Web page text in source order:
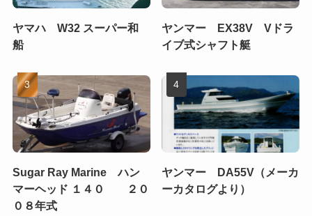
ヤマハ W32 スーパー和
船
ヤンマー EX38V Vドラ
イブ式シャフト艇
Sugar Ray Marine ハン
マーヘッド １４０ ２０
０８年式
ヤンマー DA55V（メーカ
ーカタログより）